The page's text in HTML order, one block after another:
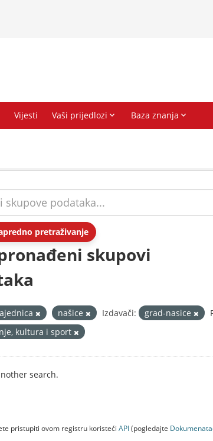
pretraživanje
skupovi
našice Izdavači: grad-nasice
kultura i sport
search.
pristupiti ovom registru koristeći API(pogledajte